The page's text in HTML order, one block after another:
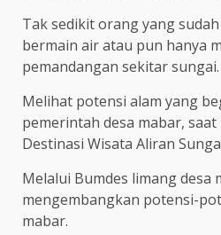
Tak sedikit orang yang
bermain air atau pun hanya
pemandangan sekitar sungai.
Melihat potensi alam yang
pemerintah desa mabar,
Destinasi Wisata Aliran
Melalui Bumdes limang desa
mengembangkan potensi-
mabar.